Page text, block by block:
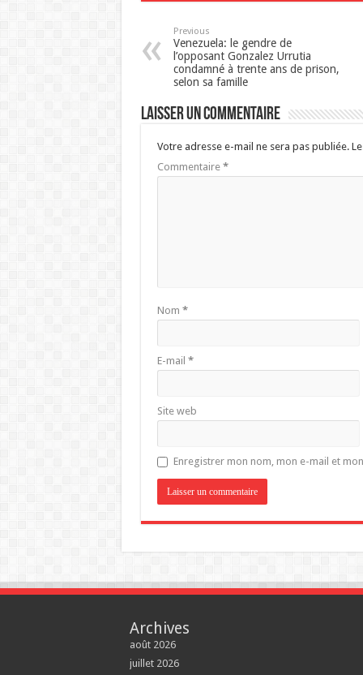
Previous
Venezuela: le gendre de
l’opposant Gonzalez Urrutia
condamné à trente ans de prison,
selon sa famille
Laisser un commentaire
Votre adresse e-mail ne sera pas publiée.
Commentaire *
Nom *
E-mail *
Site web
Enregistrer mon nom, mon e-mail et
Archives
août 2026
juillet 2026